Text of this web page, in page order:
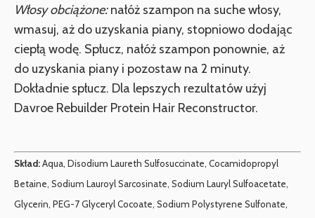
Włosy obciążone:nałóż szampon na suche włosy,
wmasuj, aż do uzyskania piany, stopniowo dodając
ciepłą wodę. Spłucz, nałóż szampon ponownie, aż
do uzyskania piany i pozostaw na 2 minuty.
Dokładnie spłucz. Dla lepszych rezultatów użyj
Davroe Rebuilder Protein Hair Reconstructor.
Skład:Aqua, Disodium Laureth Sulfosuccinate, Cocamidopropyl
Betaine, Sodium Lauroyl Sarcosinate, Sodium Lauryl Sulfoacetate,
Glycerin, PEG-7 Glyceryl Cocoate, Sodium Polystyrene Sulfonate,